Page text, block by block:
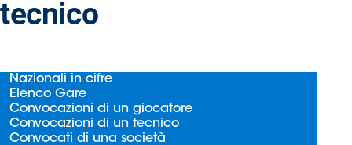
Paralimpico
Serie
B
Femminile
tecnico
Nazionali in cifre
Elenco Gare
Convocazioni di un giocatore
Convocazioni di un tecnico
Convocati di una società